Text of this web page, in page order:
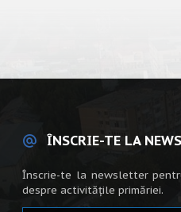
ÎNSCRIE-TE LA
Înscrie-te la newsletter
despre activitățile primăriei.